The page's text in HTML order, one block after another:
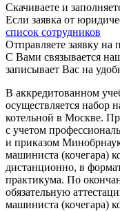
Скачиваете и
Если заявка от
список сотрудников
Отправляете заявку на
С Вами связывается
записывает Вас на
В аккредитованном
осуществляется набор
котельной в Москве.
с учетом
и приказом
машиниста (кочегара)
дистанционно, в
практикума. По
обязательную
машиниста (кочегара)